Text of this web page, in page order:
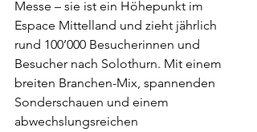
Messe – sie ist ein Höhepunkt im
Espace Mittelland und zieht jährlich
rund 100’000 Besucherinnen und
Besucher nach Solothurn. Mit einem
breiten Branchen-Mix, spannenden
Sonderschauen und einem
abwechslungsreichen